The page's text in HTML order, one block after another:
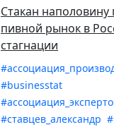
Стакан наполовину
пивной рынок в
стагнации
#businesstat
#ставцев_александр